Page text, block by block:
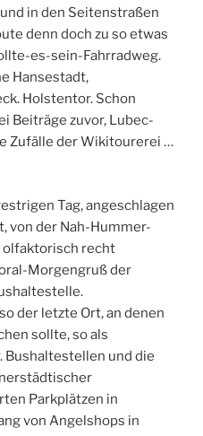
in den Seitenstraßen
denn doch zu so etwas
es-sein-Fahrradweg.
Hansestadt,
Holstentor. Schon
Beiträge zuvor, Lubec-
Zufälle der Wikitourerei …
Tag, angeschlagen
von der Nah-Hummer-
olfaktorisch recht
Morgengruß der
der letzte Ort, an denen
sollte, so als
Bushaltestellen und die
Parkplätzen in
von Angelshops in